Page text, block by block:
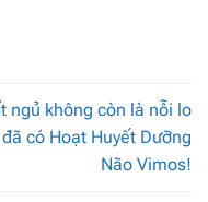
ngủ không còn là nỗi lo
có Hoạt Huyết Dưỡng
Não Vimos!